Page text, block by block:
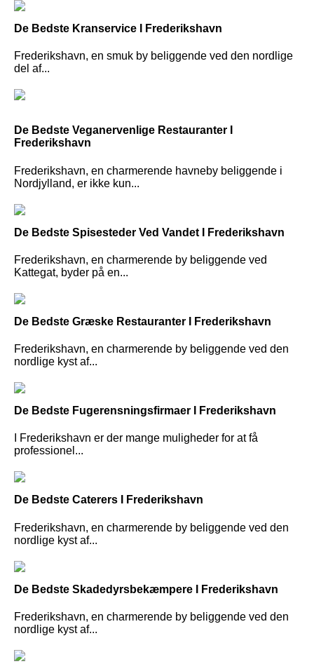
De Bedste Kranservice I Frederikshavn
Frederikshavn, en smuk by beliggende ved den nordlige
del af...
De Bedste Veganervenlige Restauranter I
Frederikshavn
Frederikshavn, en charmerende havneby beliggende i
Nordjylland, er ikke kun...
De Bedste Spisesteder Ved Vandet I Frederikshavn
Frederikshavn, en charmerende by beliggende ved
Kattegat, byder på en...
De Bedste Græske Restauranter I Frederikshavn
Frederikshavn, en charmerende by beliggende ved den
nordlige kyst af...
De Bedste Fugerensningsfirmaer I Frederikshavn
I Frederikshavn er der mange muligheder for at få
professionel...
De Bedste Caterers I Frederikshavn
Frederikshavn, en charmerende by beliggende ved den
nordlige kyst af...
De Bedste Skadedyrsbekæmpere I Frederikshavn
Frederikshavn, en charmerende by beliggende ved den
nordlige kyst af...